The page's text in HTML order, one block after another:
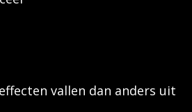
vallen dan anders uit